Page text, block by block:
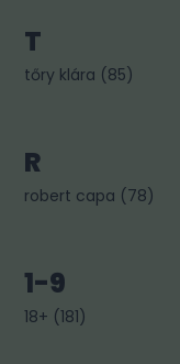
T
tőry klára (85)
R
robert capa (78)
1-9
18+ (181)